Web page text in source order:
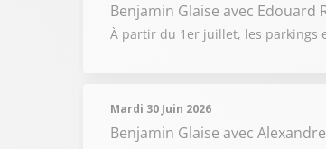
Benjamin Glaise avec Edouard
À partir du 1er juillet, les parkings
Mardi 30 Juin 2026
Benjamin Glaise avec